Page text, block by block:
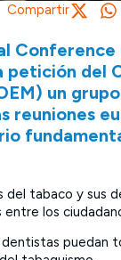
Compartir
petición del
un
reuniones
tabaco y sus
los
puedan